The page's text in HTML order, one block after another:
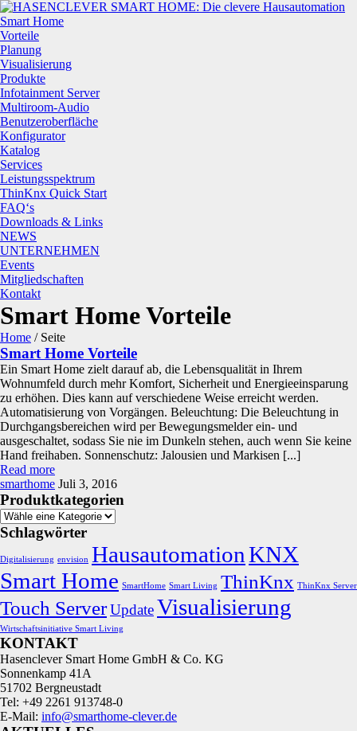
Smart Home
Vorteile
Planung
Visualisierung
Produkte
Infotainment Server
Multiroom-Audio
Benutzeroberfläche
Konfigurator
Katalog
Services
Leistungsspektrum
ThinKnx Quick Start
FAQ‘s
Downloads & Links
NEWS
UNTERNEHMEN
Events
Mitgliedschaften
Kontakt
Smart Home Vorteile
Home / Seite
Smart Home Vorteile
Ein Smart Home zielt darauf ab, die Lebensqualität in Ihrem
Wohnumfeld durch mehr Komfort, Sicherheit und Energieeinsparung
zu erhöhen. Dies kann auf verschiedene Weise erreicht werden.
Automatisierung von Vorgängen. Beleuchtung: Die Beleuchtung in
Durchgangsbereichen wird per Bewegungsmelder ein- und
ausgeschaltet, sodass Sie nie im Dunkeln stehen, auch wenn Sie keine
Hand freihaben. Sonnenschutz: Jalousien und Markisen [...]
Read more
smarthome Juli 3, 2016
Produktkategorien
Schlagwörter
Digitalisierung envision HausautomationKNX
Smart Home SmartHome Smart Living ThinKnx ThinKnx Server
Touch ServerUpdateVisualisierung
Wirtschaftsinitiative Smart Living
KONTAKT
Hasenclever Smart Home GmbH & Co. KG
Sonnenkamp 41A
51702 Bergneustadt
Tel: +49 2261 913748-0
E-Mail: info@smarthome-clever.de